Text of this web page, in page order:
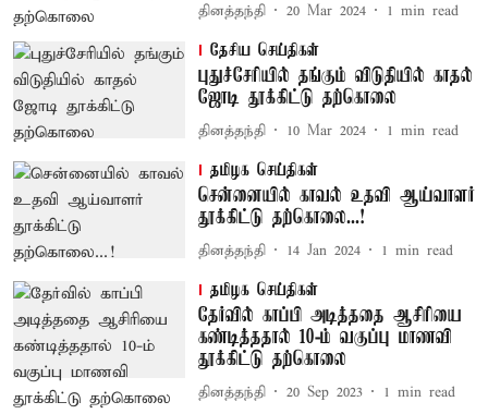
தினத்தந்தி 20 Mar 2024 1 min read
தேசிய செய்திகள்
புதுச்சேரியில் தங்கும் விடுதியில் காதல்
ஜோடி தூக்கிட்டு தற்கொலை
தினத்தந்தி 10 Mar 2024 1 min read
தமிழக செய்திகள்
சென்னையில் காவல் உதவி ஆய்வாளர்
தூக்கிட்டு தற்கொலை...!
தினத்தந்தி 14 Jan 2024 1 min read
தமிழக செய்திகள்
தேர்வில் காப்பி அடித்ததை ஆசிரியை
கண்டித்ததால் 10-ம் வகுப்பு மாணவி
தூக்கிட்டு தற்கொலை
தினத்தந்தி 20 Sep 2023 1 min read